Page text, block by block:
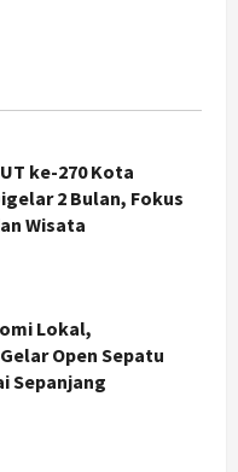
ke-270 Kota
2 Bulan, Fokus
Wisata
Lokal,
Open Sepatu
Sepanjang